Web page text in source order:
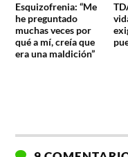
Esquizofrenia: “Me
he preguntado
muchas veces por
qué a mí, creía que
era una maldición”